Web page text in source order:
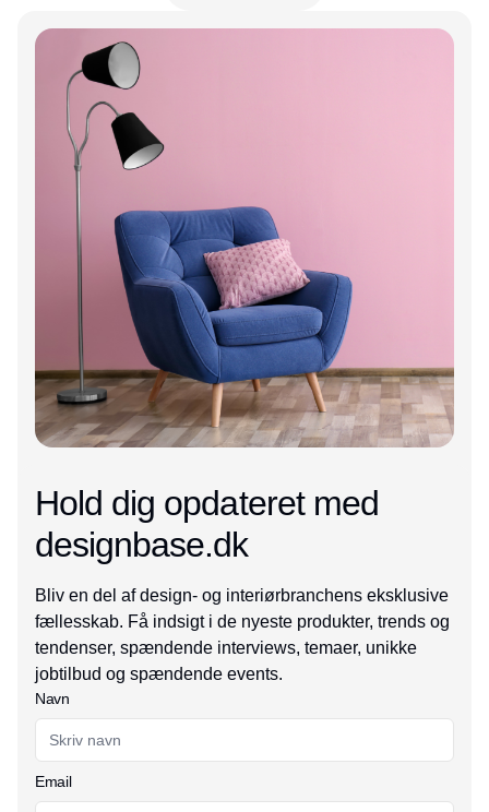
Hold dig opdateret med
designbase.dk
Bliv en del af design- og interiørbranchens eksklusive
fællesskab. Få indsigt i de nyeste produkter, trends og
tendenser, spændende interviews, temaer, unikke
jobtilbud og spændende events.
Navn
Email